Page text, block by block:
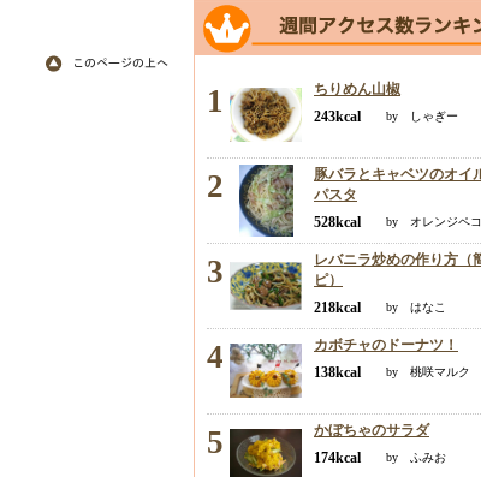
1
ちりめん山椒
243kcal
by しゃぎー
2
豚バラとキャベツのオイ
パスタ
528kcal
by オレンジペコ
3
レバニラ炒めの作り方（
ピ）
218kcal
by はなこ
4
カボチャのドーナツ！
138kcal
by 桃咲マルク
5
かぼちゃのサラダ
174kcal
by ふみお